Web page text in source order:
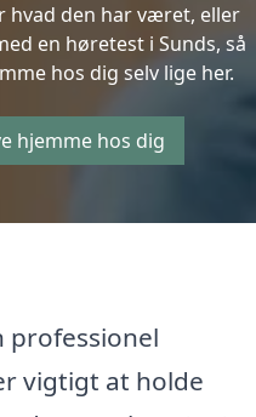
hvad den har været, eller
en høretest i Sunds, så
hos dig selv lige her.
hjemme hos dig
professionel
vigtigt at holde